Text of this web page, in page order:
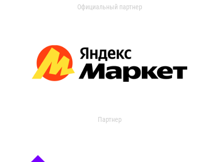
Официальный партнер
Партнер